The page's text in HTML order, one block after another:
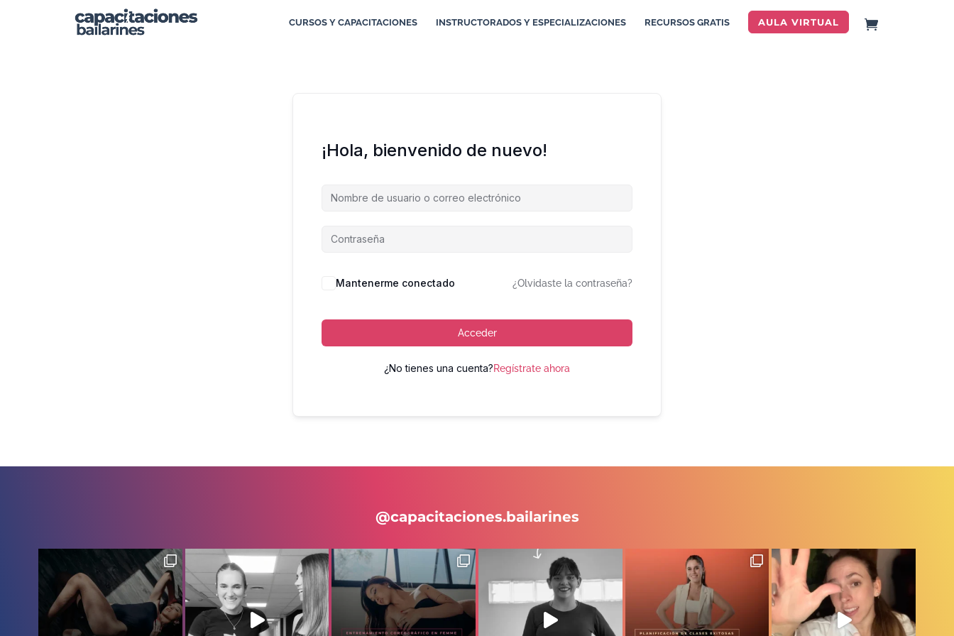
CURSOS Y CAPACITACIONES INSTRUCTORADOS Y ESPECIALIZACIONES RECURSOS GRATIS AULA VIRTUAL
¡Hola, bienvenido de nuevo!
Mantenerme conectado ¿Olvidaste la contraseña?
Acceder
¿No tienes una cuenta?Regístrate ahora
@capacitaciones.bailarines